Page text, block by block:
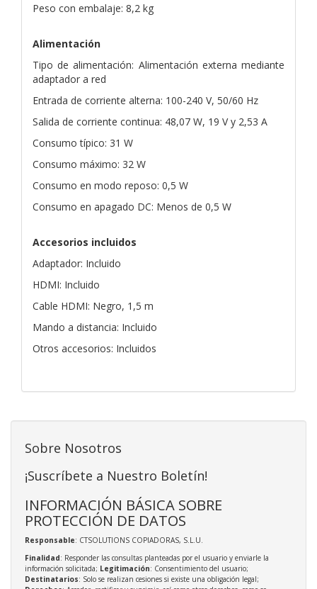
Peso con embalaje: 8,2 kg
Alimentación
Tipo de alimentación: Alimentación externa mediante
adaptador a red
Entrada de corriente alterna: 100-240 V, 50/60 Hz
Salida de corriente continua: 48,07 W, 19 V y 2,53 A
Consumo típico: 31 W
Consumo máximo: 32 W
Consumo en modo reposo: 0,5 W
Consumo en apagado DC: Menos de 0,5 W
Accesorios incluidos
Adaptador: Incluido
HDMI: Incluido
Cable HDMI: Negro, 1,5 m
Mando a distancia: Incluido
Otros accesorios: Incluidos
Sobre Nosotros
¡Suscríbete a Nuestro Boletín!
INFORMACIÓN BÁSICA SOBRE
PROTECCIÓN DE DATOS
Responsable: CTSOLUTIONS COPIADORAS, S.L.U.
Finalidad: Responder las consultas planteadas por el usuario y enviarle la
información solicitada; Legitimación: Consentimiento del usuario;
Destinatarios: Solo se realizan cesiones si existe una obligación legal;